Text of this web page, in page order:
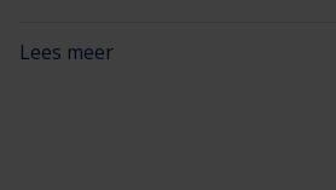
zowel privé als op de werkvloer nauw
Lees meer